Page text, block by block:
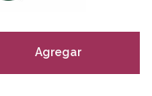
Agregar